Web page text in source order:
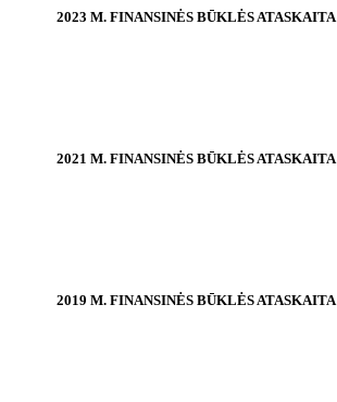
2023 M. FINANSINĖS BŪKLĖS ATASKAITA
2021 M. FINANSINĖS BŪKLĖS ATASKAITA
2019 M. FINANSINĖS BŪKLĖS ATASKAITA